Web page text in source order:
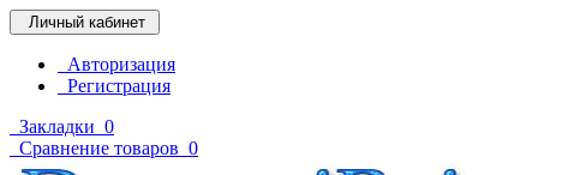
Личный кабинет
Авторизация
Регистрация
Закладки 0
Сравнение товаров 0